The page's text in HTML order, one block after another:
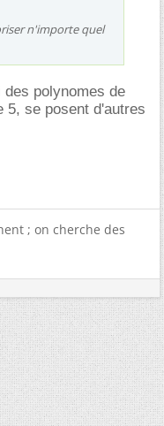
n'importe quel
polynomes de
5, se posent d'autres
; on cherche des